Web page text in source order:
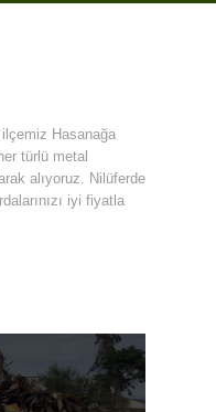
Hasanağa
türlü metal
alıyoruz. Nilüferde
iyi fiyatla